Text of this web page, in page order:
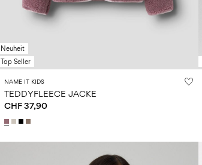
Neuheit
Top Seller
NAME IT KIDS
TEDDYFLEECE JACKE
CHF 37,90